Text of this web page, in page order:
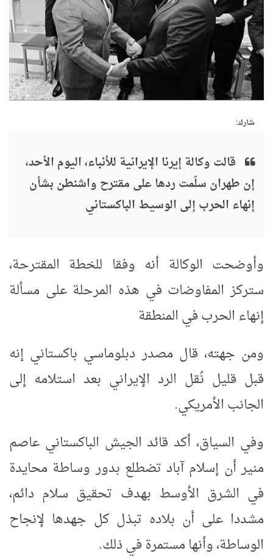
شارك:
قالت وكالة إيرنا الإيرانية للأنباء، اليوم الأحد،
إن طهران سلّمت ردها على مقترح واشنطن بشأن
إنهاء الحرب إلى الوسيط الباكستاني
وأوضحت الوكالة أنه وفقا للخطة المقترحة،
ستركز المفاوضات في هذه المرحلة على مسألة
إنهاء الحرب في المنطقة
ومن جهته، قال مصدر دبلوماسي باكستاني إنه
قبل قليل نُقل الرد الإيراني بعد استلامه إلى
الجانب الأمريكي.
وفي السياق، أكد قائد الجيش الباكستاني عاصم
منير أن إسلام آباد تضطلع بدور وساطة محايدة
في الشرق الأوسط بهدف تحقيق سلام دائم،
مشددا على أن بلاده تبذل كل جهدها لإنجاح
الوساطة، وأنها مستمرة في ذلك.